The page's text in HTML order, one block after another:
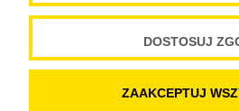
ul. Wiejska
Copyright Spółdzielnia Wydawnicza
DOSTOSUJ
ZAAKCEPTUJ